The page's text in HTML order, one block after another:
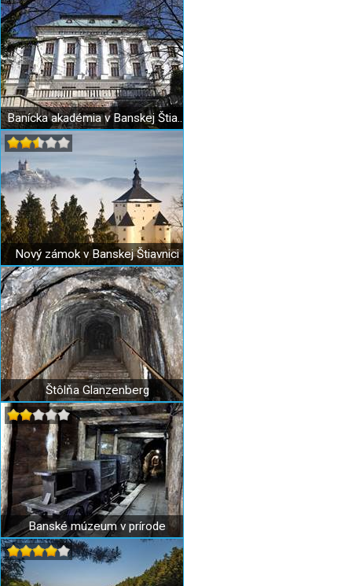
Banícka akadémia v Banskej Štiavnici
Nový zámok v Banskej Štiavnici
Štôlňa Glanzenberg
Banské múzeum v prírode